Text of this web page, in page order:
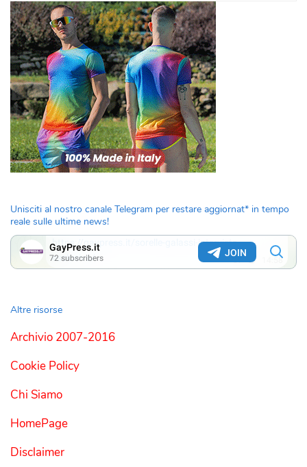
Unisciti al nostro canale Telegram per restare aggiornat* in tempo
reale sulle ultime news!
Altre risorse
Archivio 2007-2016
Cookie Policy
Chi Siamo
HomePage
Disclaimer